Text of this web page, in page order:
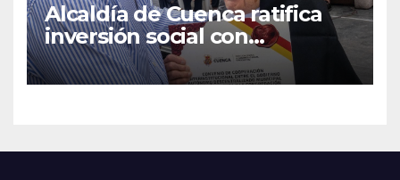
Alcaldía de Cuenca ratifica
inversión social con
fundaciones e instituciones
locales